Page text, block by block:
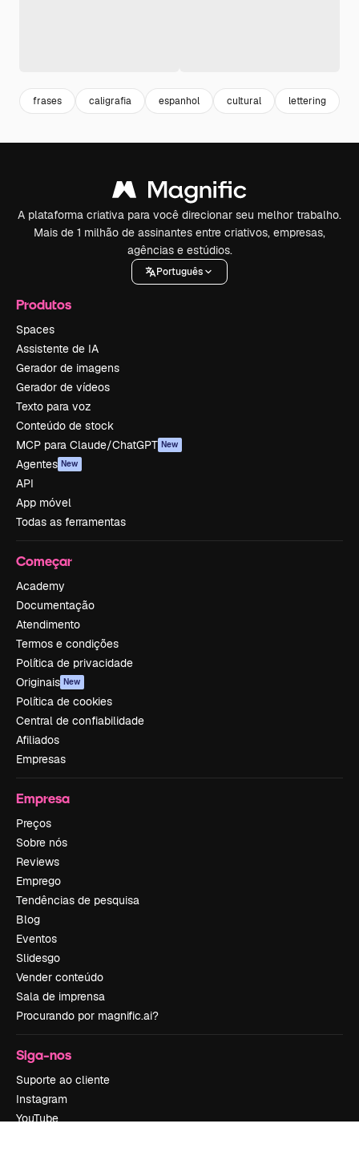
frases caligrafia espanhol cultural lettering
A plataforma criativa para você direcionar seu melhor trabalho.
Mais de 1 milhão de assinantes entre criativos, empresas,
agências e estúdios.
Português
Produtos
Spaces
Assistente de IA
Gerador de imagens
Gerador de vídeos
Texto para voz
Conteúdo de stock
MCP para Claude/ChatGPT New
Agentes New
API
App móvel
Todas as ferramentas
Começar
Academy
Documentação
Atendimento
Termos e condições
Política de privacidade
Originais New
Política de cookies
Central de confiabilidade
Afiliados
Empresas
Empresa
Preços
Sobre nós
Reviews
Emprego
Tendências de pesquisa
Blog
Eventos
Slidesgo
Vender conteúdo
Sala de imprensa
Procurando por magnific.ai?
Siga-nos
Suporte ao cliente
Instagram
YouTube